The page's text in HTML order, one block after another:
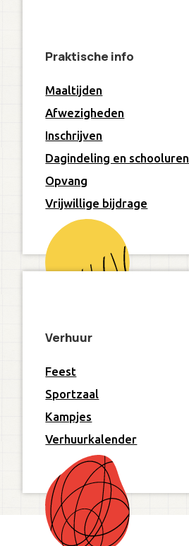
Praktische info
Maaltijden
Afwezigheden
Inschrijven
Dagindeling en schooluren
Opvang
Vrijwillige bijdrage
Verhuur
Feest
Sportzaal
Kampjes
Verhuurkalender